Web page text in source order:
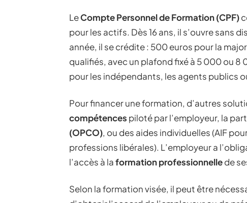
LeCompte Personnel de Formation (CPF)
pour les actifs. Dès 16 ans, il s’ouvre sans
année, il se crédite : 500 euros pour la
qualifiés, avec un plafond fixé à 5 000 ou
pour les indépendants, les agents publics
Pour financer une formation, d’autres
compétences piloté par l’employeur, la
(OPCO), ou des aides individuelles (AIF
professions libérales). L’employeur a
l’accès à laformation professionnellede
Selon la formation visée, il peut être